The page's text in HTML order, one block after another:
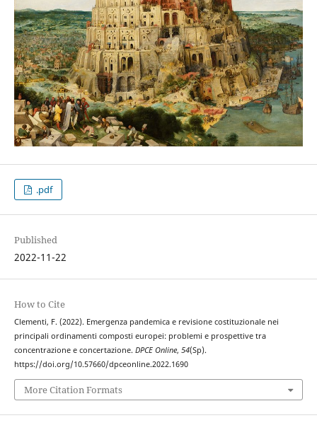
.pdf
Published
2022-11-22
How to Cite
Clementi, F. (2022). Emergenza pandemica e revisione costituzionale nei
principali ordinamenti composti europei: problemi e prospettive tra
concentrazione e concertazione. DPCE Online, 54(Sp).
https://doi.org/10.57660/dpceonline.2022.1690
More Citation Formats